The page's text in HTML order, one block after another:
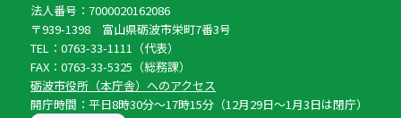
法人番号：7000020162086
〒939-1398 富山県砺波市栄町7番3号
TEL：0763-33-1111（代表）
FAX：0763-33-5325（総務課）
砺波市役所（本庁舎）へのアクセス
開庁時間：平日8時30分〜17時15分（12月29日〜1月3日は閉庁）